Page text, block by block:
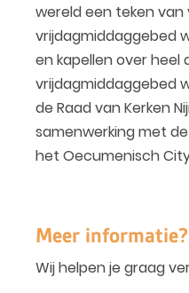
wereld een teken van
vrijdagmiddaggebed
en kapellen over heel
vrijdagmiddaggebed
de Raad van Kerken
samenwerking met
het Oecumenisch
Meer informatie?
Wij helpen je graag